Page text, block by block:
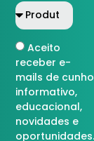
Aceito
receber e-
mails de cunho
informativo,
educacional,
novidades e
oportunidades.